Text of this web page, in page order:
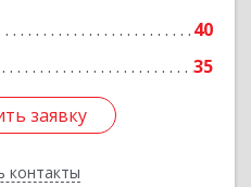
40
35
заявку
контакты
Подробнее
заявку